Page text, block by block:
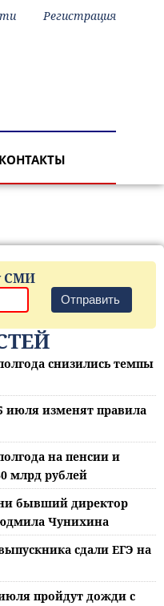
Регистрация
КОНТАКТЫ
СМИ
Отправить
снизились темпы
июля изменят правила
на пенсии и
млрд рублей
бывший директор
Чунихина
сдали ЕГЭ на
пройдут дожди с